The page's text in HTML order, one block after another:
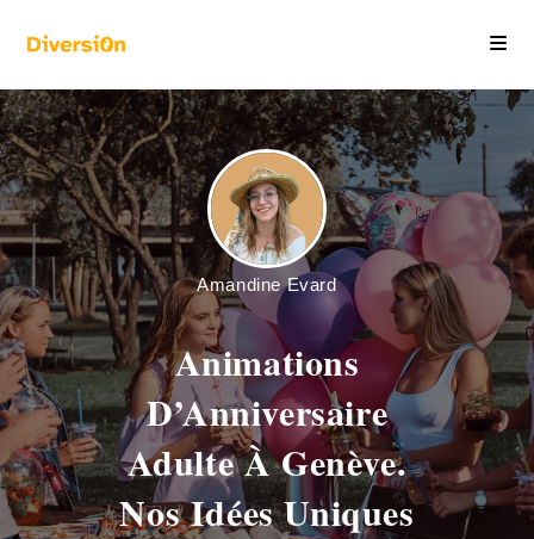
Amandine Evard
Animations
D’Anniversaire
Adulte À Genève.
Nos Idées Uniques